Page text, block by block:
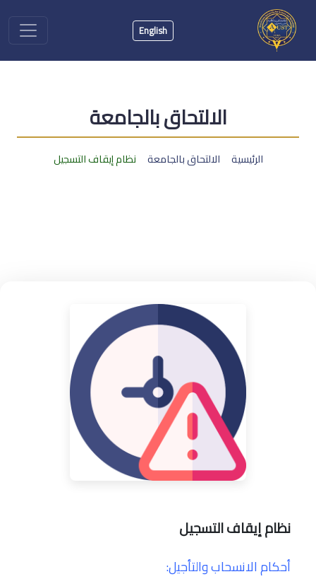
English
الالتحاق بالجامعة
الرئيسية الالتحاق بالجامعة نظام إيقاف التسجيل
نظام إيقاف التسجيل
أحكام الانسحاب والتأجيل: